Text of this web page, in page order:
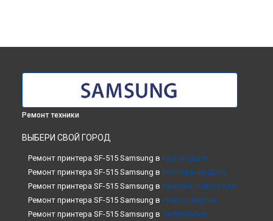
Ремонт техники
ВЫБЕРИ СВОЙ ГОРОД
Ремонт принтера SF-515 Samsung в Краснодаре
Ремонт принтера SF-515 Samsung в Ростове-на-Дону
Ремонт принтера SF-515 Samsung в Нижнем Новгороде
Ремонт принтера SF-515 Samsung в Новосибирске
Ремонт принтера SF-515 Samsung в Челябинске